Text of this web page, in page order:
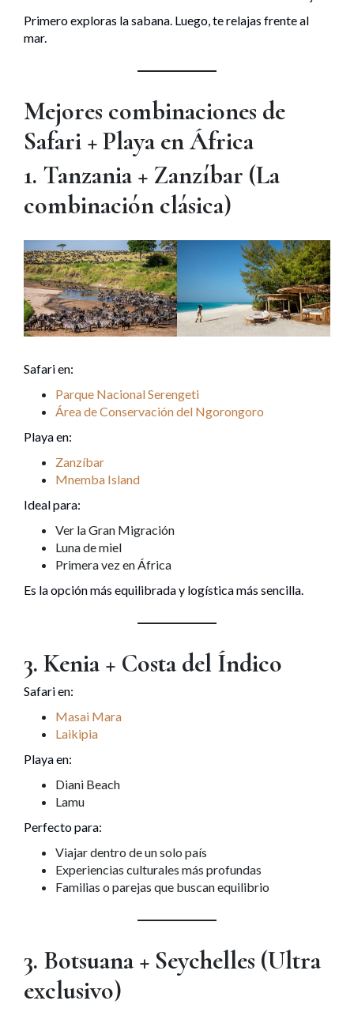
Primero exploras la sabana. Luego, te relajas frente al
mar.
Mejores combinaciones de
Safari + Playa en África
1. Tanzania + Zanzíbar (La
combinación clásica)
Safari en:
Parque Nacional Serengeti
Área de Conservación del Ngorongoro
Playa en:
Zanzíbar
Mnemba Island
Ideal para:
Ver la Gran Migración
Luna de miel
Primera vez en África
Es la opción más equilibrada y logística más sencilla.
3. Kenia + Costa del Índico
Safari en:
Masai Mara
Laikipia
Playa en:
Diani Beach
Lamu
Perfecto para:
Viajar dentro de un solo país
Experiencias culturales más profundas
Familias o parejas que buscan equilibrio
3. Botsuana + Seychelles (Ultra
exclusivo)